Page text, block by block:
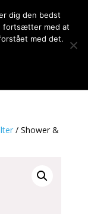
/ Shower &
dig den bedst
fortsætter med at
med det.